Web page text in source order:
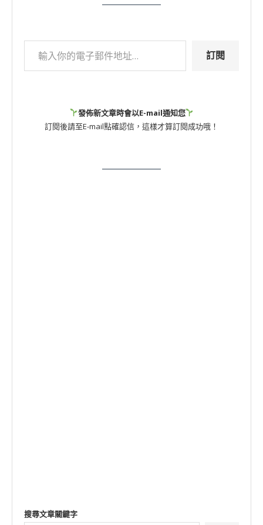
訂閱
發佈新文章時會以E-mail通知您
訂閱後請至E-mail點確認信，這樣才算訂閱成功哦！
搜尋文章關鍵字